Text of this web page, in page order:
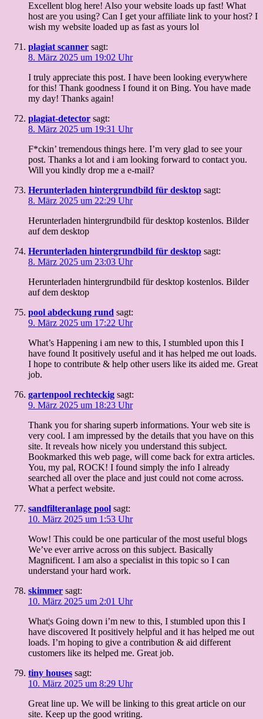
Excellent blog here! Also your website loads up fast! What
host are you using? Can I get your affiliate link to your host? I
wish my website loaded up as fast as yours lol
plagiat scanner sagt:
8. März 2025 um 19:02 Uhr
I truly appreciate this post. I have been looking everywhere
for this! Thank goodness I found it on Bing. You have made
my day! Thanks again!
plagiat-detector sagt:
8. März 2025 um 19:31 Uhr
F*ckin’ tremendous things here. I’m very glad to see your
post. Thanks a lot and i am looking forward to contact you.
Will you kindly drop me a e-mail?
Herunterladen hintergrundbild für desktop sagt:
8. März 2025 um 22:29 Uhr
Herunterladen hintergrundbild für desktop kostenlos. Bilder
auf dem desktop
Herunterladen hintergrundbild für desktop sagt:
8. März 2025 um 23:03 Uhr
Herunterladen hintergrundbild für desktop kostenlos. Bilder
auf dem desktop
pool abdeckung rund sagt:
9. März 2025 um 17:22 Uhr
What’s Happening i am new to this, I stumbled upon this I
have found It positively useful and it has helped me out loads.
I hope to contribute & help other users like its aided me. Great
job.
gartenpool rechteckig sagt:
9. März 2025 um 18:23 Uhr
Thank you for sharing superb informations. Your web site is
very cool. I am impressed by the details that you have on this
site. It reveals how nicely you understand this subject.
Bookmarked this web page, will come back for extra articles.
You, my pal, ROCK! I found simply the info I already
searched all over the place and just could not come across.
What a perfect website.
sandfilteranlage pool sagt:
10. März 2025 um 1:53 Uhr
Wow! This could be one particular of the most useful blogs
We’ve ever arrive across on this subject. Basically
Magnificent. I am also a specialist in this topic so I can
understand your hard work.
skimmer sagt:
10. März 2025 um 2:01 Uhr
What¦s Going down i’m new to this, I stumbled upon this I
have discovered It positively helpful and it has helped me out
loads. I’m hoping to give a contribution & aid different
customers like its helped me. Great job.
tiny houses sagt:
10. März 2025 um 8:29 Uhr
Great line up. We will be linking to this great article on our
site. Keep up the good writing.